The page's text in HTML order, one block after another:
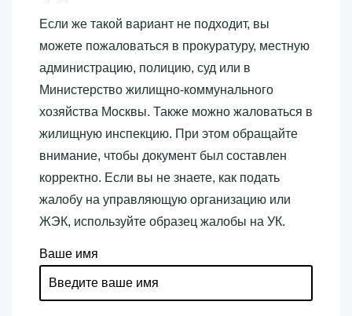
Если же такой вариант не подходит, вы
можете пожаловаться в прокуратуру, местную
администрацию, полицию, суд или в
Министерство жилищно-коммунального
хозяйства Москвы. Также можно жаловаться в
жилищную инспекцию. При этом обращайте
внимание, чтобы документ был составлен
корректно. Если вы не знаете, как подать
жалобу на управляющую организацию или
ЖЭК, используйте образец жалобы на УК.
Ваше имя